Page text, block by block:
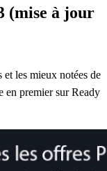
(mise à jour
les mieux notées de
en premier sur Ready